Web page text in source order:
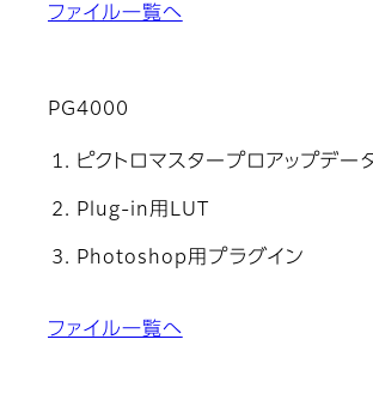
ファイル一覧へ
PG4000
ピクトロマスタープロアップデー
Plug-in用LUT
Photoshop用プラグイン
ファイル一覧へ